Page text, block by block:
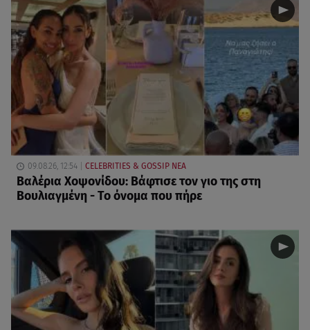
09.08.26, 12:54 CELEBRITIES & GOSSIP ΝΕΑ
Βαλέρια Χοψονίδου: Βάφτισε τον γιο της στη
Βουλιαγμένη - Το όνομα που πήρε